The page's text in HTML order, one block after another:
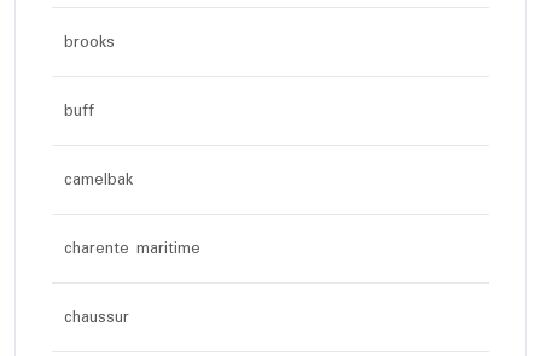
brooks
buff
camelbak
charente maritime
chaussur